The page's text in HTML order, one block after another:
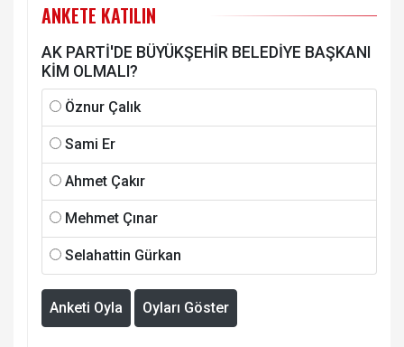
ANKETE KATILIN
AK PARTİ'DE BÜYÜKŞEHİR BELEDİYE BAŞKANI
KİM OLMALI?
Öznur Çalık
Sami Er
Ahmet Çakır
Mehmet Çınar
Selahattin Gürkan
Anketi Oyla Oyları Göster